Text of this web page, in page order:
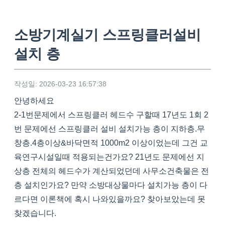
소방기계실기 스프링클러설비
설치 층
작성일: 2026-03-23 16:57:38
안녕하세요
2-1번문제에서 스프링클러 헤드수 구할때 17년도 1회 2
번 문제에선 스프링클러 설비 설치가능 층이 지하층.무
창층.4층이상&바닥면적 1000m2 이상이었는데 그건 교
육연구시설일때 적용되는건가요? 21년도 문제에선 지
상층 전체의 헤드수가 계산되었던데 사무소건축물은 전
층 설치인가요? 만약 소방대상물마다 설치가능 층이 다
르다면 이론책에 혹시 나와있을까요? 찾아보았는데 못
찾겠습니다.